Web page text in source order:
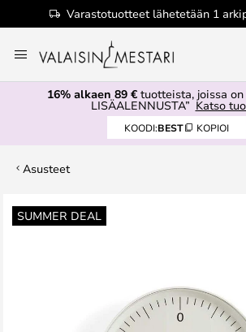
Varastotuotteet lähetetään 1
to
Content
16% alkaen 89 €tuotteista, joissa on
LISÄALENNUSTA” Katso
KOODI:BEST KOPIOI
Asusteet
SUMMER DEAL
Skip
to